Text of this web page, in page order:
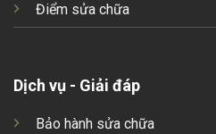
Điểm sửa chữa
Dịch vụ - Giải đáp
Bảo hành sửa chữa